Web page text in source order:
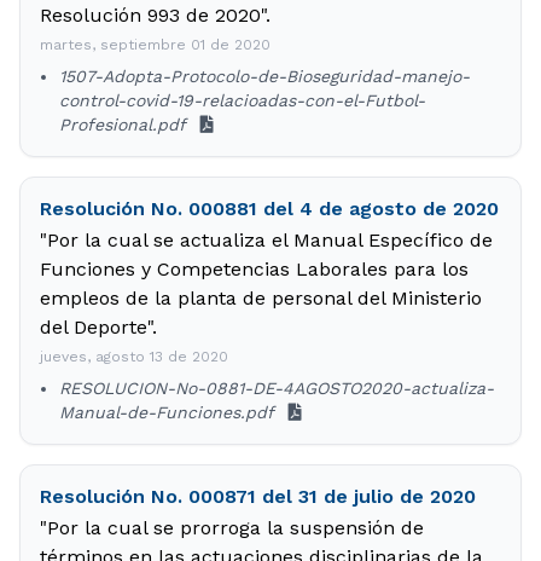
Resolución 993 de 2020".
martes, septiembre 01 de 2020
1507-Adopta-Protocolo-de-Bioseguridad-manejo-
control-covid-19-relacioadas-con-el-Futbol-
Profesional.pdf
Resolución No. 000881 del 4 de agosto de 2020
"Por la cual se actualiza el Manual Específico de
Funciones y Competencias Laborales para los
empleos de la planta de personal del Ministerio
del Deporte".
jueves, agosto 13 de 2020
RESOLUCION-No-0881-DE-4AGOSTO2020-actualiza-
Manual-de-Funciones.pdf
Resolución No. 000871 del 31 de julio de 2020
"Por la cual se prorroga la suspensión de